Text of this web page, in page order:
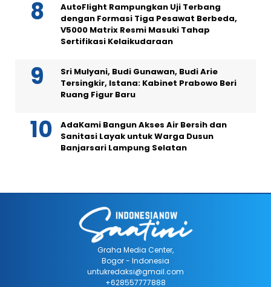
AutoFlight Rampungkan Uji Terbang
dengan Formasi Tiga Pesawat Berbeda,
V5000 Matrix Resmi Masuki Tahap
Sertifikasi Kelaikudaraan
Sri Mulyani, Budi Gunawan, Budi Arie
Tersingkir, Istana: Kabinet Prabowo Beri
Ruang Figur Baru
AdaKami Bangun Akses Air Bersih dan
Sanitasi Layak untuk Warga Dusun
Banjarsari Lampung Selatan
Graha Media Center,
Bogor - Indonesia
untukredaksi@gmail.com
+628557777888